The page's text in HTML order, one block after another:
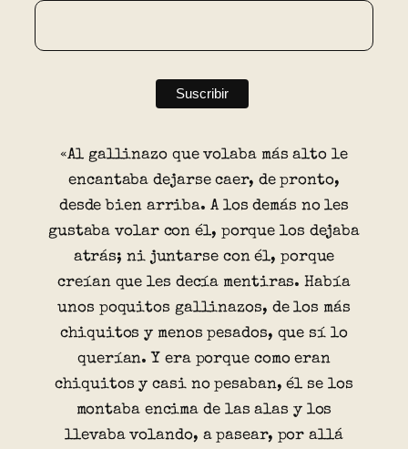
«Al gallinazo que volaba más alto le
encantaba dejarse caer, de pronto,
desde bien arriba. A los demás no les
gustaba volar con él, porque los dejaba
atrás; ni juntarse con él, porque
creían que les decía mentiras. Había
unos poquitos gallinazos, de los más
chiquitos y menos pesados, que sí lo
querían. Y era porque como eran
chiquitos y casi no pesaban, él se los
montaba encima de las alas y los
llevaba volando, a pasear, por allá